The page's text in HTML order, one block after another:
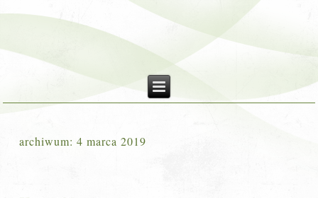
archiwum:4 marca 2019